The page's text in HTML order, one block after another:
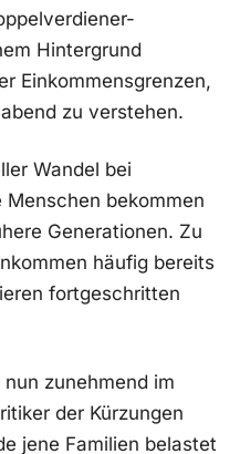
Hintergrund
Einkommensgrenzen,
zu verstehen.
Wandel bei
Menschen bekommen
Generationen. Zu
häufig bereits
fortgeschritten
zunehmend im
der Kürzungen
jene Familien belastet